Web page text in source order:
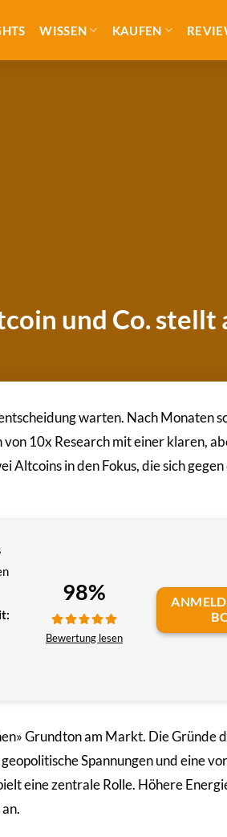
WISSEN KAUFEN
und Co. stellt
warten. Nach Monaten
10x Research mit einer klaren,
Altcoins in den Fokus, die sich
98%
Bewertung lesen
Grundton am Markt. Die Gründe
Spannungen und eine
eine zentrale Rolle. Höhere